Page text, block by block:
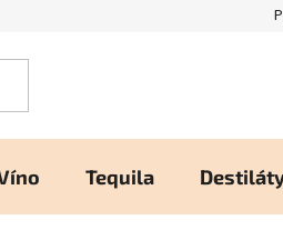
Heureka - Overené
Tequila